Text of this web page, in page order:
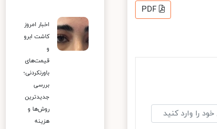
PDF
اخبار امروز
کاشت ابرو
قیمت‌های
باورنکردنی؛
بررسی
جدیدترین
روش‌ها و
هزینه